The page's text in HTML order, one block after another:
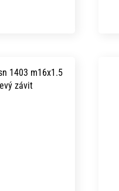
pevnost 8.8 zinek bílý levý závit